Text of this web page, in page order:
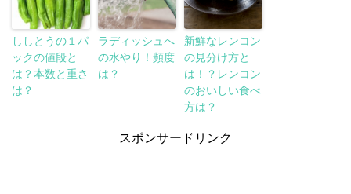
ししとうの１パ
ックの値段と
は？本数と重さ
は？
ラディッシュへ
の水やり！頻度
は？
新鮮なレンコン
の見分け方と
は！？レンコン
のおいしい食べ
方は？
スポンサードリンク